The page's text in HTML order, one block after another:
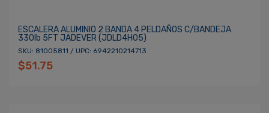
ESCALERA ALUMINIO 2 BANDA 4 PELDAÑOS C/BANDEJA
330lb 5FT JADEVER (JDLD4H05)
SKU: 81005811 / UPC: 6942210214713
$51.75